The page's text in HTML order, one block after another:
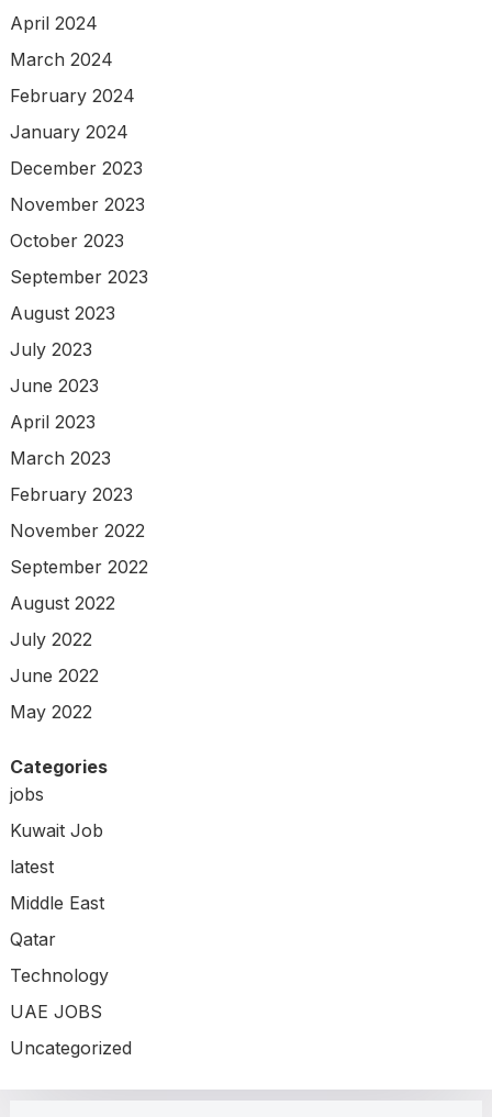
April 2024
March 2024
February 2024
January 2024
December 2023
November 2023
October 2023
September 2023
August 2023
July 2023
June 2023
April 2023
March 2023
February 2023
November 2022
September 2022
August 2022
July 2022
June 2022
May 2022
Categories
jobs
Kuwait Job
latest
Middle East
Qatar
Technology
UAE JOBS
Uncategorized